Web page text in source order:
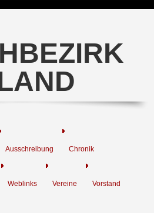
Ausschreibung Chronik
Weblinks Vereine Vorstand